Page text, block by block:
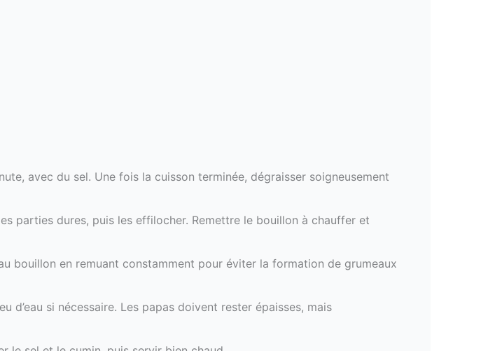
avec du sel. Une fois la cuisson terminée, dégraisser soigneusement
parties dures, puis les effilocher. Remettre le bouillon à chauffer et
bouillon en remuant constamment pour éviter la formation de grumeaux
d’eau si nécessaire. Les papas doivent rester épaisses, mais